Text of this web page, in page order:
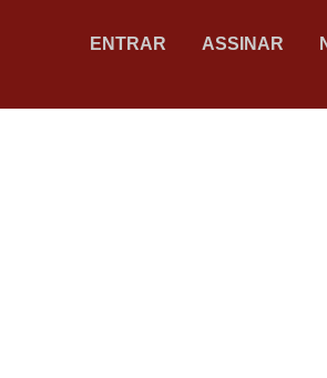
ENTRAR ASSINAR